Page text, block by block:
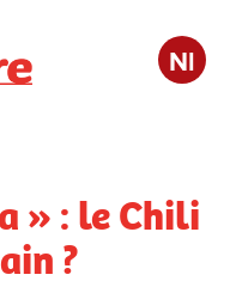
Nl
» : le Chili
?